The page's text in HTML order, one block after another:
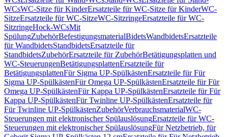
WCsWC-Sitze für KinderErsatzteile für WC-Sitze für KinderWC-
SitzeErsatzteile für WC-SitzeWC-SitzringeErsatzteile für WC-
SitzringeHock-WCsMit
SpülungZubehörBefestigungsmaterialBidetsWandbidetsErsatzteile
für WandbidetsStandbidetsErsatzteile für
StandbidetsZubehörErsatzteile für ZubehörBetätigungsplatten und
WC-SteuerungenBetätigungsplattenErsatzteile für
BetätigungsplattenFür Sigma UP-SpülkästenErsatzteile für Für
Sigma UP-SpülkästenFür Omega UP-SpülkästenErsatzteile für Für
Omega UP-SpülkästenFür Kappa UP-SpülkästenErsatzteile für Für
Kappa UP-SpülkästenFür Twinline UP-SpülkästenErsatzteile für
Für Twinline UP-SpülkästenZubehörVerbrauchsmaterialWC-
Steuerungen mit elektronischer SpülauslösungErsatzteile für WC-
Steuerungen mit elektronischer SpülauslösungFür Netzbetrieb, für